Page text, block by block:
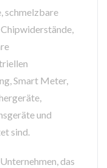
schmelzbare
Smart Meter,
und
sind.
das